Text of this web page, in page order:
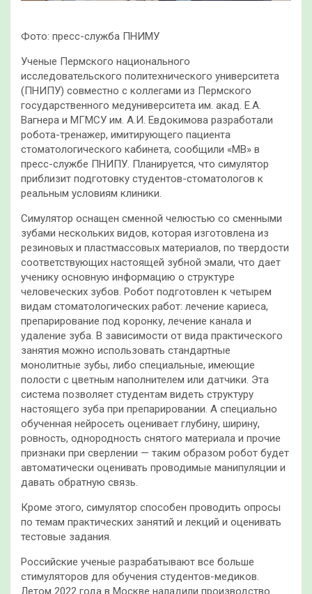
Фото: пресс-служба ПНИМУ
Ученые Пермского национального
исследовательского политехнического университета
(ПНИПУ) совместно с коллегами из Пермского
государственного медуниверситета им. акад. Е.А.
Вагнера и МГМСУ им. А.И. Евдокимова разработали
робота-тренажер, имитирующего пациента
стоматологического кабинета, сообщили «МВ» в
пресс-службе ПНИПУ. Планируется, что симулятор
приблизит подготовку студентов-стоматологов к
реальным условиям клиники.
Симулятор оснащен сменной челюстью со сменными
зубами нескольких видов, которая изготовлена из
резиновых и пластмассовых материалов, по твердости
соответствующих настоящей зубной эмали, что дает
ученику основную информацию о структуре
человеческих зубов. Робот подготовлен к четырем
видам стоматологических работ: лечение кариеса,
препарирование под коронку, лечение канала и
удаление зуба. В зависимости от вида практического
занятия можно использовать стандартные
монолитные зубы, либо специальные, имеющие
полости с цветным наполнителем или датчики. Эта
система позволяет студентам видеть структуру
настоящего зуба при препарировании. А специально
обученная нейросеть оценивает глубину, ширину,
ровность, однородность снятого материала и прочие
признаки при сверлении — таким образом робот будет
автоматически оценивать проводимые манипуляции и
давать обратную связь.
Кроме этого, симулятор способен проводить опросы
по темам практических занятий и лекций и оценивать
тестовые задания.
Российские ученые разрабатывают все больше
стимуляторов для обучения студентов-медиков.
Летом 2022 года в Москве наладили производство